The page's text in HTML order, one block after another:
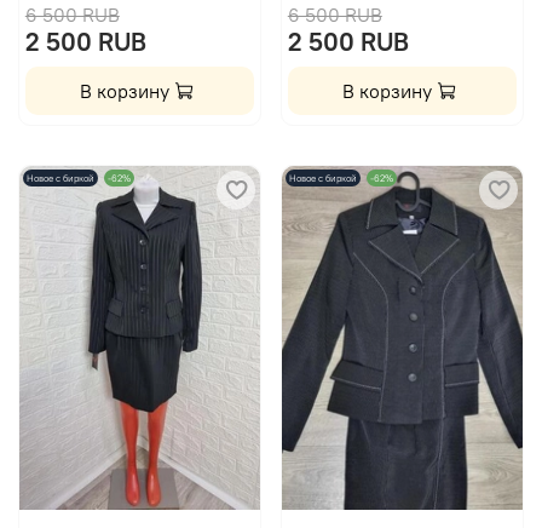
6 500 RUB
2 500 RUB
В корзину
6 500 RUB
2 500 RUB
В корзину
Новое с биркой -62% Новое с биркой -62%